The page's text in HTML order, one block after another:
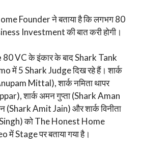
Founder ने बताया है कि लगभग 80
Investment की बात करी होगी।
80 VC के इंकार के बाद Shark Tank
में 5 Shark Judge दिख रहे हैं। शार्क
Mittal), शार्क नमिता थापर
शार्क अमन गुप्ता (Shark Aman
(Shark Amit Jain) और शार्क विनीता
को The Honest Home
Stage पर बताया गया है।